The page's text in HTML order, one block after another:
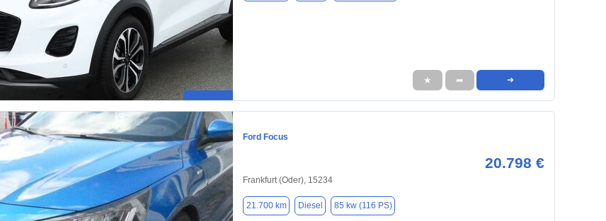
★ ➦ ➜
Ford Focus
20.798 €
Frankfurt (Oder), 15234
21.700 km Diesel 85 kw (116 PS)